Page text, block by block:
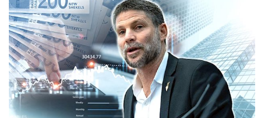
דעות
רכילות
עסקית
קריפטו